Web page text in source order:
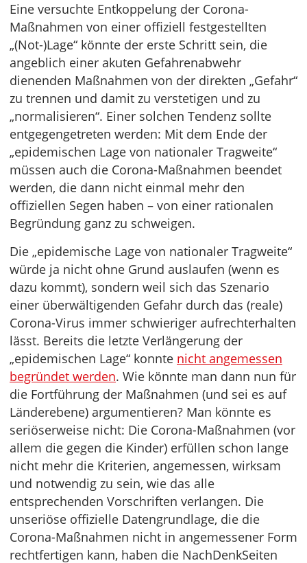
Eine versuchte Entkoppelung der Corona-
Maßnahmen von einer offiziell festgestellten
„(Not-)Lage“ könnte der erste Schritt sein, die
angeblich einer akuten Gefahrenabwehr
dienenden Maßnahmen von der direkten „Gefahr“
zu trennen und damit zu verstetigen und zu
„normalisieren“. Einer solchen Tendenz sollte
entgegengetreten werden: Mit dem Ende der
„epidemischen Lage von nationaler Tragweite“
müssen auch die Corona-Maßnahmen beendet
werden, die dann nicht einmal mehr den
offiziellen Segen haben – von einer rationalen
Begründung ganz zu schweigen.
Die „epidemische Lage von nationaler Tragweite“
würde ja nicht ohne Grund auslaufen (wenn es
dazu kommt), sondern weil sich das Szenario
einer überwältigenden Gefahr durch das (reale)
Corona-Virus immer schwieriger aufrechterhalten
lässt. Bereits die letzte Verlängerung der
„epidemischen Lage“ konnte nicht angemessen
begründet werden. Wie könnte man dann nun für
die Fortführung der Maßnahmen (und sei es auf
Länderebene) argumentieren? Man könnte es
seriöserweise nicht: Die Corona-Maßnahmen (vor
allem die gegen die Kinder) erfüllen schon lange
nicht mehr die Kriterien, angemessen, wirksam
und notwendig zu sein, wie das alle
entsprechenden Vorschriften verlangen. Die
unseriöse offizielle Datengrundlage, die die
Corona-Maßnahmen nicht in angemessener Form
rechtfertigen kann, haben die NachDenkSeiten